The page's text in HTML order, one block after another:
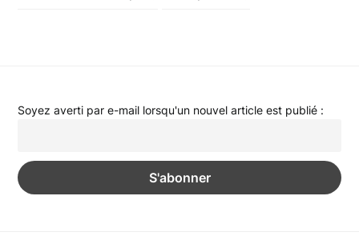
Soyez averti par e-mail lorsqu'un nouvel article est publié :